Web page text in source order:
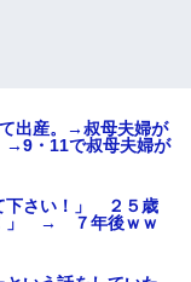
出産。→叔母夫婦が
→9・11で叔母夫婦が
下さい！」 ２５歳
！」 → ７年後ｗｗ